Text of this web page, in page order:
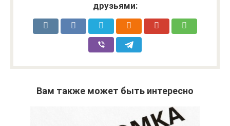
друзьями:
Вам также может быть интересно